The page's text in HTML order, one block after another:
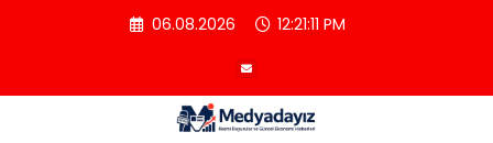
06.08.2026 12:21:12 PM